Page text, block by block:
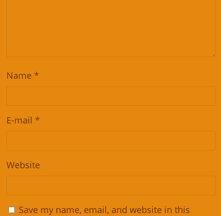
Name *
E-mail *
Website
Save my name, email, and website in this